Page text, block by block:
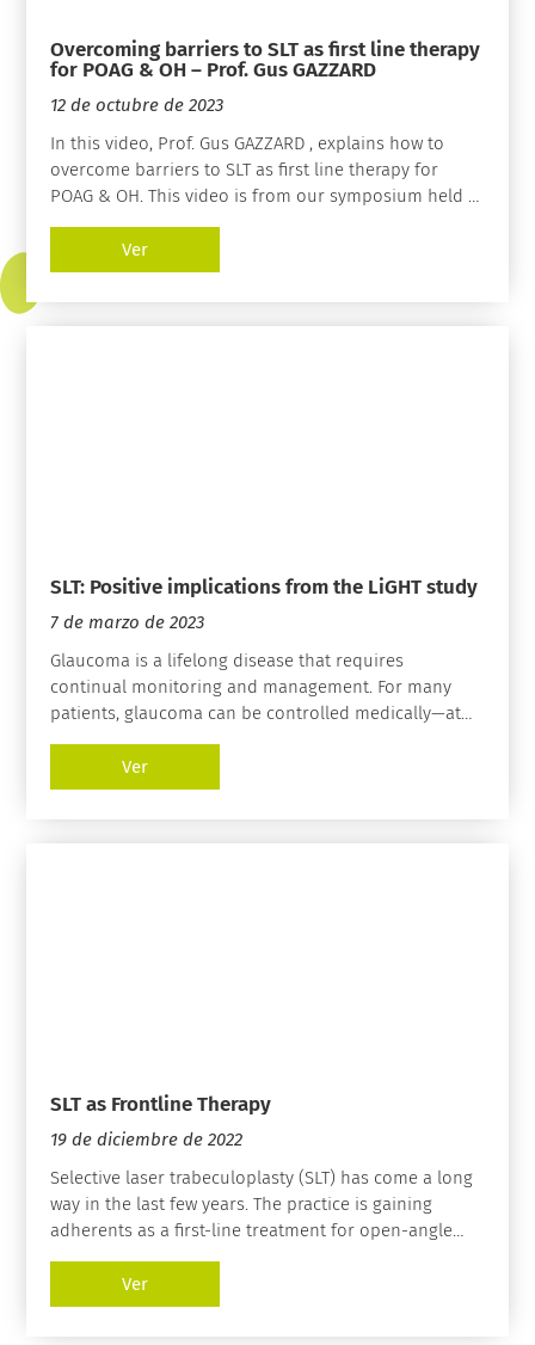
Overcoming barriers to SLT as first line therapy
for POAG & OH – Prof. Gus GAZZARD
12 de octubre de 2023
In this video, Prof. Gus GAZZARD , explains how to
overcome barriers to SLT as first line therapy for
POAG & OH. This video is from our symposium held at
ESCRS 2023.
Ver
SLT: Positive implications from the LiGHT study
7 de marzo de 2023
Glaucoma is a lifelong disease that requires
continual monitoring and management. For many
patients, glaucoma can be controlled medically—at
least for a time—but the treatment is far from
perfect. Complications, side effects, and compliance
are common issues for those who rely on eye drops
to control IOP. Other barriers to medical treatment
include nonresponse to a medication, tachyphylaxis,
Ver
SLT as Frontline Therapy
19 de diciembre de 2022
Selective laser trabeculoplasty (SLT) has come a long
way in the last few years. The practice is gaining
adherents as a first-line treatment for open-angle
glaucoma for multiple reasons. And to give SLT a
boost and provide an uber-coherent overview of the
reasons in favor of SLT, Dr. Paul Singh spoke on its
Ver